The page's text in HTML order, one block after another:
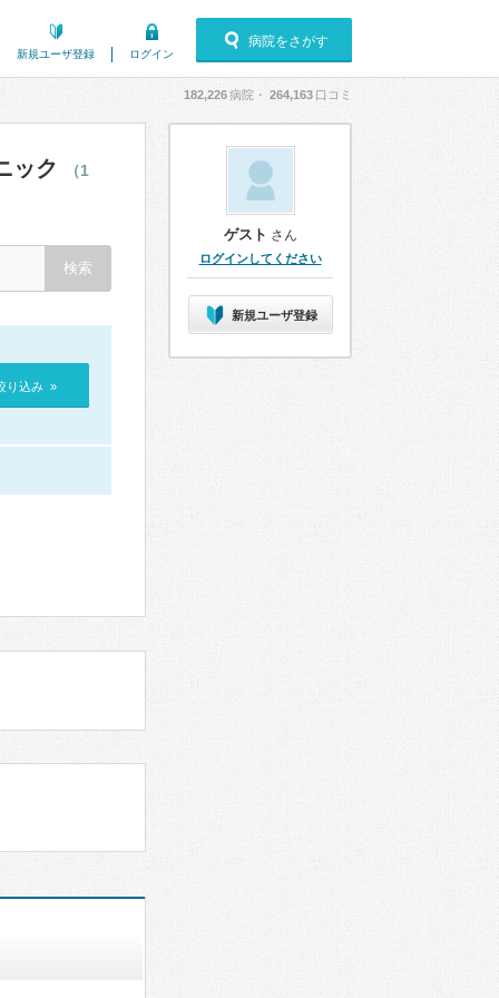
新規ユーザ登録 ログイン
病院をさがす
182,226病院・ 264,163 口コミ
ック （1
り込み »
ゲスト さん
ログインしてください
新規ユーザ登録